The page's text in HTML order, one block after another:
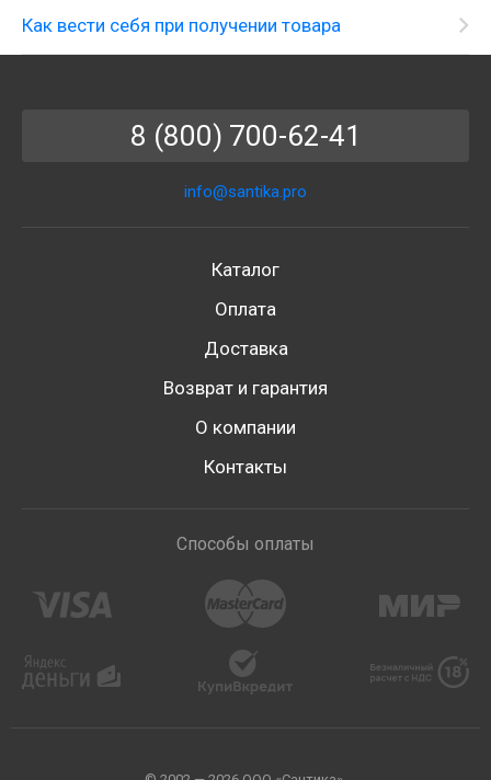
Как вести себя при получении товара
8 (800) 700-62-41
info@santika.pro
Каталог
Оплата
Доставка
Возврат и гарантия
О компании
Контакты
Способы оплаты